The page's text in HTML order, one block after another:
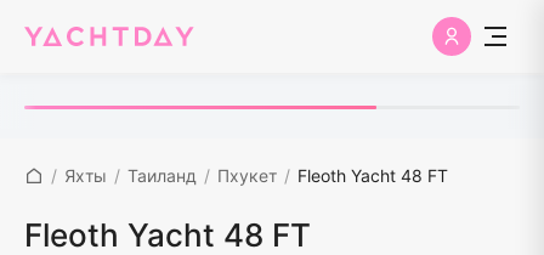
/ Яхты / Таиланд / Пхукет / Fleoth Yacht 48 FT
Fleoth Yacht 48 FT